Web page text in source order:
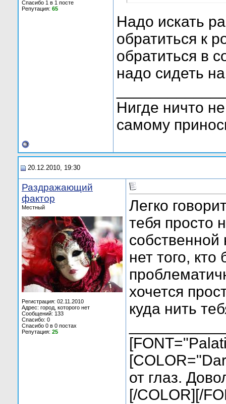
Спасибо 1 в 1 посте
Репутация: 65
Надо искать
обратиться к
обратиться в
надо сидеть
Нигде ничто
самому
20.12.2010, 19:30
Раздражающий
фактор
Местный
Регистрация: 02.11.2010
Адрес: город, которого нет
Сообщений: 133
Спасибо: 0
Спасибо 0 в 0 постах
Репутация: 25
Легко
тебя просто
нет того,
хочется
куда нить
от глаз.
[/COLOR][/